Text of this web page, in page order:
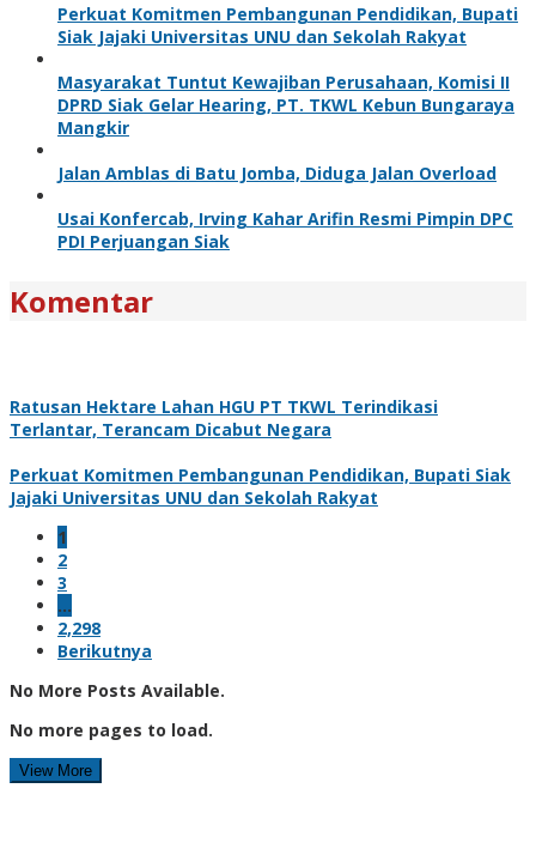
Perkuat Komitmen Pembangunan Pendidikan, Bupati
Siak Jajaki Universitas UNU dan Sekolah Rakyat
Masyarakat Tuntut Kewajiban Perusahaan, Komisi II
DPRD Siak Gelar Hearing, PT. TKWL Kebun Bungaraya
Mangkir
Jalan Amblas di Batu Jomba, Diduga Jalan Overload
Usai Konfercab, Irving Kahar Arifin Resmi Pimpin DPC
PDI Perjuangan Siak
Komentar
Ratusan Hektare Lahan HGU PT TKWL Terindikasi
Terlantar, Terancam Dicabut Negara
Perkuat Komitmen Pembangunan Pendidikan, Bupati Siak
Jajaki Universitas UNU dan Sekolah Rakyat
1
2
3
…
2,298
Berikutnya
No More Posts Available.
No more pages to load.
View More